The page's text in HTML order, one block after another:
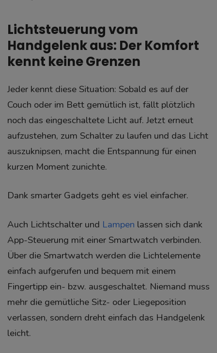
Lichtsteuerung vom
Handgelenk aus: Der Komfort
kennt keine Grenzen
Jeder kennt diese Situation: Sobald es auf der
Couch oder im Bett gemütlich ist, fällt plötzlich
noch das eingeschaltete Licht auf. Jetzt erneut
aufzustehen, zum Schalter zu laufen und das Licht
auszuknipsen, macht die Entspannung für einen
kurzen Moment zunichte.
Dank smarter Gadgets geht es viel einfacher.
Auch Lichtschalter und Lampen lassen sich dank
App-Steuerung mit einer Smartwatch verbinden.
Über die Smartwatch werden die Lichtelemente
einfach aufgerufen und bequem mit einem
Fingertipp ein- bzw. ausgeschaltet. Niemand muss
mehr die gemütliche Sitz- oder Liegeposition
verlassen, sondern dreht einfach das Handgelenk
leicht.